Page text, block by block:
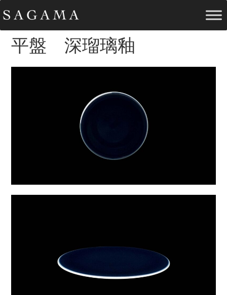
平盤 深瑠璃釉